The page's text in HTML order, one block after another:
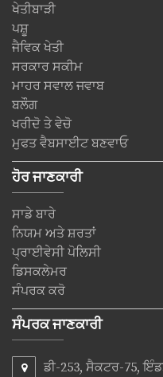
ਖੇਤੀਬਾੜੀ
ਪਸ਼ੂ
ਜੈਵਿਕ ਖੇਤੀ
ਸਰਕਾਰ ਸਕੀਮ
ਮਾਹਰ ਸਵਾਲ ਜਵਾਬ
ਬਲੌਗ
ਖਰੀਦੋ ਤੇ ਵੇਚੋ
ਮੁਫਤ ਵੈਬਸਾਈਟ ਬਣਵਾਓ
ਹੋਰ ਜਾਣਕਾਰੀ
ਸਾਡੇ ਬਾਰੇ
ਨਿਯਮ ਅਤੇ ਸ਼ਰਤਾਂ
ਪ੍ਰਾਈਵੇਸੀ ਪੋਲਿਸੀ
ਡਿਸਕਲੇਮਰ
ਸੰਪਰਕ ਕਰੋ
ਸੰਪਰਕ ਜਾਣਕਾਰੀ
ਡੀ-253, ਸੈਕਟਰ-75,